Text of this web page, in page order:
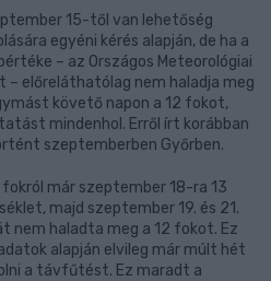
15-től van lehetőség
egyéni kérés alapján, de ha a
– az Országos Meteorológiai
– előreláthatólag nem haladja meg
követő napon a 12 fokot,
mindenhol. Erről írt korábban
szeptemberben Győrben.
már szeptember 18-ra 13
majd szeptember 19. és 21.
nem haladta meg a 12 fokot. Ez
alapján elvileg már múlt hét
a távfűtést. Ez maradt a